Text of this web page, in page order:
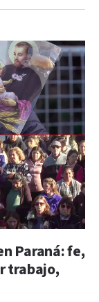
Paraná: fe,
trabajo,